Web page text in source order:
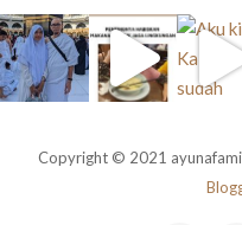
Copyright © 2021